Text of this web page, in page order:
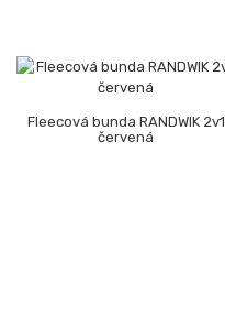
Fleecová bunda RANDWIK 2v1
červená